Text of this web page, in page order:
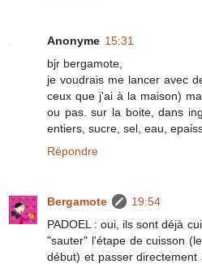
Anonyme 15:31
bjr bergamote,
je voudrais me lancer avec
ceux que j'ai à la maison)
ou pas. sur la boite, dans
entiers, sucre, sel, eau,
Répondre
Bergamote
19:54
PADOEL : oui, ils sont déjà
"sauter" l'étape de cuisson
début) et passer